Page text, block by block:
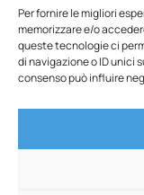
Per fornire le migliori
memorizzare e/o
queste tecnologie ci
di navigazione o ID unici
consenso può influire
(+39) 06.584.865
(+39) 06.587.959
SOCIALS